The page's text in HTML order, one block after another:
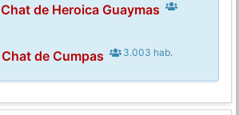
Chat de Heroica Guaymas
Chat de Cumpas 3.003 hab.